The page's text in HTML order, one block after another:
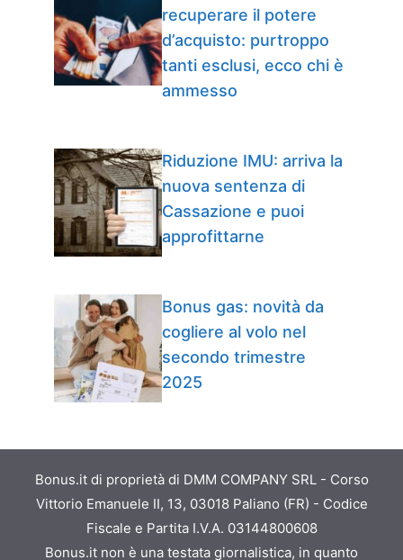
recuperare il potere
d’acquisto: purtroppo
tanti esclusi, ecco chi è
ammesso
Riduzione IMU: arriva la
nuova sentenza di
Cassazione e puoi
approfittarne
Bonus gas: novità da
cogliere al volo nel
secondo trimestre
2025
Bonus.it di proprietà di DMM COMPANY SRL - Corso
Vittorio Emanuele II, 13, 03018 Paliano (FR) - Codice
Fiscale e Partita I.V.A. 03144800608
Bonus.it non è una testata giornalistica, in quanto